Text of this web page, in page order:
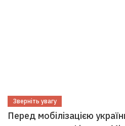
Зверніть увагу
Перед мобілізацією